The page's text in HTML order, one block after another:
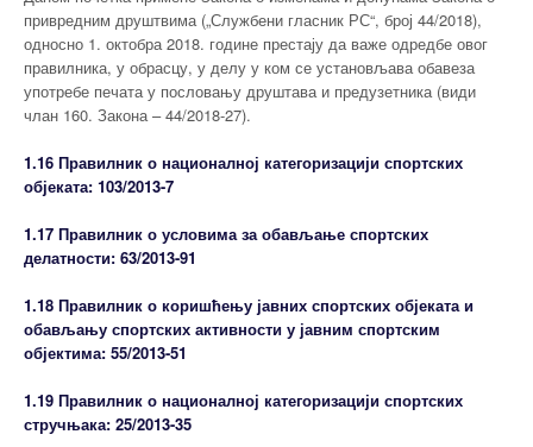
привредним друштвима („Службени гласник РС“, број 44/2018),
односно 1. октобра 2018. године престају да важе одредбе овог
правилника, у обрасцу, у делу у ком се установљава обавеза
употребе печата у пословању друштава и предузетника (види
члан 160. Закона – 44/2018-27).
1.16 Правилник о националној категоризацији спортских
објеката: 103/2013-7
1.17 Правилник о условима за обављање спортских
делатности: 63/2013-91
1.18 Правилник о коришћењу јавних спортских објеката и
обављању спортских активности у јавним спортским
објектима: 55/2013-51
1.19 Правилник о националној категоризацији спортских
стручњака: 25/2013-35